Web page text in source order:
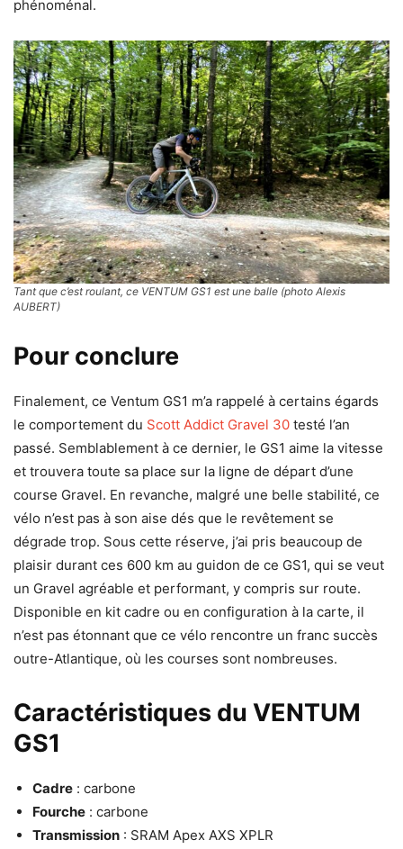
phénoménal.
Tant que c’est roulant, ce VENTUM GS1 est une balle (photo Alexis
AUBERT)
Pour conclure
Finalement, ce Ventum GS1 m’a rappelé à certains égards
le comportement du Scott Addict Gravel 30 testé l’an
passé. Semblablement à ce dernier, le GS1 aime la vitesse
et trouvera toute sa place sur la ligne de départ d’une
course Gravel. En revanche, malgré une belle stabilité, ce
vélo n’est pas à son aise dés que le revêtement se
dégrade trop. Sous cette réserve, j’ai pris beaucoup de
plaisir durant ces 600 km au guidon de ce GS1, qui se veut
un Gravel agréable et performant, y compris sur route.
Disponible en kit cadre ou en configuration à la carte, il
n’est pas étonnant que ce vélo rencontre un franc succès
outre-Atlantique, où les courses sont nombreuses.
Caractéristiques du VENTUM
GS1
Cadre : carbone
Fourche : carbone
Transmission : SRAM Apex AXS XPLR